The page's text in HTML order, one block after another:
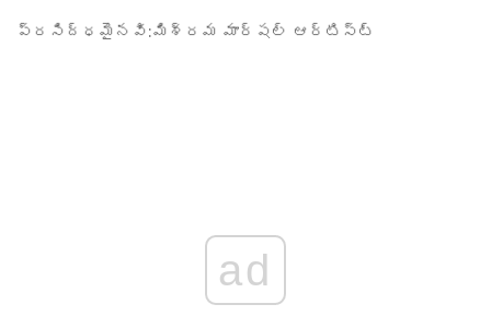
ప్రసిద్ధమైనవి:మిశ్రమ మార్షల్ ఆర్టిస్ట్
ad